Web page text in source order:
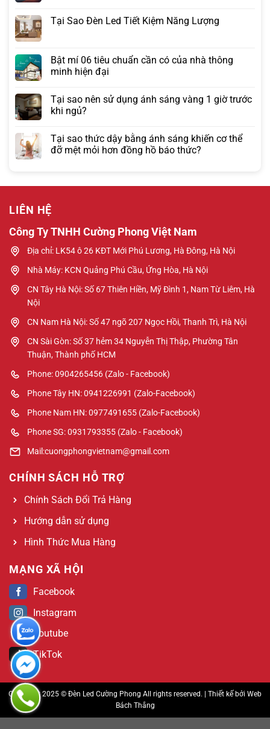
Tại Sao Đèn Led Tiết Kiệm Năng Lượng
Bật mí 06 tiêu chuẩn cần có của nhà thông
minh hiện đại
Tại sao nên sử dụng ánh sáng vàng 1 giờ trước
khi ngủ?
Tại sao thức dậy bằng ánh sáng khiến cơ thể
đỡ mệt mỏi hơn đồng hồ báo thức?
LIÊN HỆ
Công Ty TNHH Cường Phong Việt Nam
Địa chỉ: LK54 ô 26 KĐT Mới Phú Lương, Hà Đông, Hà Nội
Nhà Máy: KCN Quảng Phú Cầu, Ứng Hòa, Hà Nội
CN Tây Hà Nội: Số 67 Thiên Hiền, Mỹ Đình 1, Nam Từ Liêm, Hà
Nội
CN Nam Hà Nội: Số 47 ngõ 207 Ngọc Hồi, Thanh Trì, Hà Nội
CN Sài Gòn: Số 37 hẻm 34 Nguyễn Thị Thập, Phường Tân
Thuận, Thành phố HCM
Phone: 0904265456 (Zalo - Facebook)
Phone Tây HN: 0941226991 (Zalo-Facebook)
Phone Nam HN: 0977491655 (Zalo-Facebook)
Phone SG: 0931793355 (Zalo - Facebook)
Mail:cuongphongvietnam@gmail.com
CHÍNH SÁCH HỖ TRỢ
Chính Sách Đổi Trả Hàng
Hướng dẫn sử dụng
Hình Thức Mua Hàng
MẠNG XÃ HỘI
Facebook
Instagram
Youtube
TikTok
Copyright 2025 © Đèn Led Cường Phong All rights reserved. | Thiết kế bởi Web
Bách Thắng